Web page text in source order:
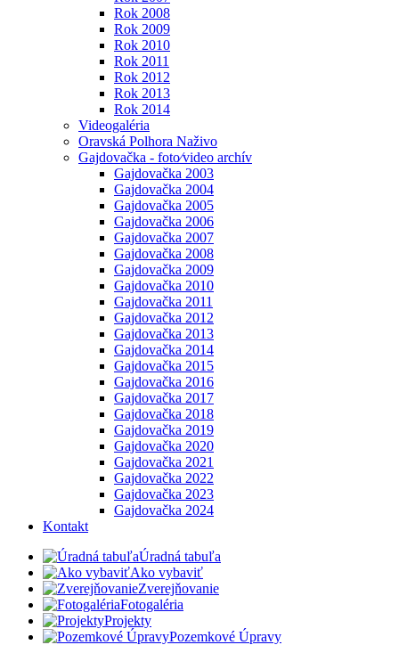
Rok 2008
Rok 2009
Rok 2010
Rok 2011
Rok 2012
Rok 2013
Rok 2014
Videogaléria
Oravská Polhora Naživo
Gajdovačka - foto⁄video archív
Gajdovačka 2003
Gajdovačka 2004
Gajdovačka 2005
Gajdovačka 2006
Gajdovačka 2007
Gajdovačka 2008
Gajdovačka 2009
Gajdovačka 2010
Gajdovačka 2011
Gajdovačka 2012
Gajdovačka 2013
Gajdovačka 2014
Gajdovačka 2015
Gajdovačka 2016
Gajdovačka 2017
Gajdovačka 2018
Gajdovačka 2019
Gajdovačka 2020
Gajdovačka 2021
Gajdovačka 2022
Gajdovačka 2023
Gajdovačka 2024
Kontakt
Úradná tabuľa
Ako vybaviť
Zverejňovanie
Fotogaléria
Projekty
Pozemkové Úpravy